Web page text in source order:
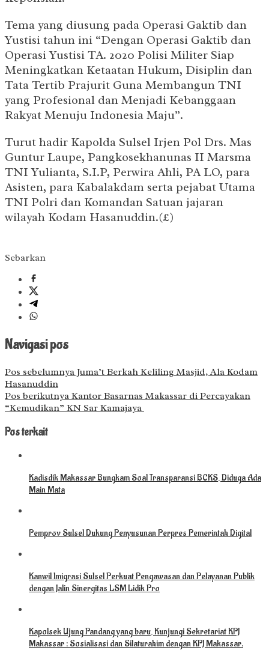
Tema yang diusung pada Operasi Gaktib dan
Yustisi tahun ini “Dengan Operasi Gaktib dan
Operasi Yustisi TA. 2020 Polisi Militer Siap
Meningkatkan Ketaatan Hukum, Disiplin dan
Tata Tertib Prajurit Guna Membangun TNI
yang Profesional dan Menjadi Kebanggaan
Rakyat Menuju Indonesia Maju”.
Turut hadir Kapolda Sulsel Irjen Pol Drs. Mas
Guntur Laupe, Pangkosekhanunas II Marsma
TNI Yulianta, S.I.P, Perwira Ahli, PA LO, para
Asisten, para Kabalakdam serta pejabat Utama
TNI Polri dan Komandan Satuan jajaran
wilayah Kodam Hasanuddin.(£)
Sebarkan
Navigasi pos
Pos sebelumnya Juma’t Berkah Keliling Masjid, Ala Kodam
Hasanuddin
Pos berikutnya Kantor Basarnas Makassar di Percayakan
“Kemudikan” KN Sar Kamajaya
Pos terkait
Kadisdik Makassar Bungkam Soal Transparansi BCKS, Diduga Ada
Main Mata
Pemprov Sulsel Dukung Penyusunan Perpres Pemerintah Digital
Kanwil Imigrasi Sulsel Perkuat Pengawasan dan Pelayanan Publik
dengan Jalin Sinergitas LSM Lidik Pro
Kapolsek Ujung Pandang yang baru, Kunjungi Sekretariat KPJ
Makassar : Sosialisasi dan Silaturahim dengan KPJ Makassar.